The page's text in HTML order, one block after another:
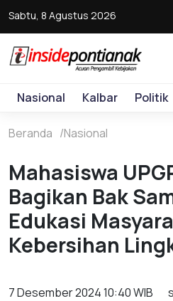
Sabtu, 8 Agustus 2026
Nasional Kalbar Politik
Beranda Nasional
Mahasiswa
Bagikan Bak
Edukasi
Kebersihan
7 Desember 2024 10:40 WIB